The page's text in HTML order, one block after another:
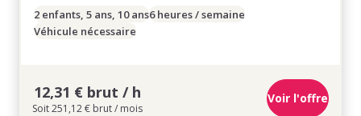
2 enfants, 5 ans, 10 ans6 heures / semaine
Véhicule nécessaire
12,31 € brut / h
Soit 251,12 € brut / mois
Voir l'offre